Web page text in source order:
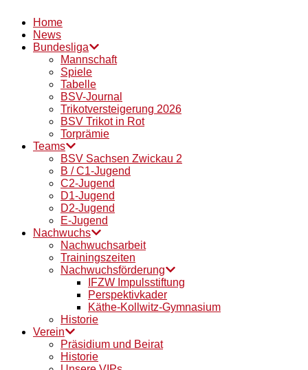
Home
News
Bundesliga
Mannschaft
Spiele
Tabelle
BSV-Journal
Trikotversteigerung 2026
BSV Trikot in Rot
Torprämie
Teams
BSV Sachsen Zwickau 2
B / C1-Jugend
C2-Jugend
D1-Jugend
D2-Jugend
E-Jugend
Nachwuchs
Nachwuchsarbeit
Trainingszeiten
Nachwuchsförderung
IFZW Impulsstiftung
Perspektivkader
Käthe-Kollwitz-Gymnasium
Historie
Verein
Präsidium und Beirat
Historie